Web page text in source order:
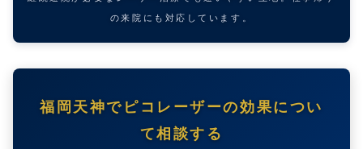
の来院にも対応しています。
福岡天神でピコレーザーの効果につい
て相談する